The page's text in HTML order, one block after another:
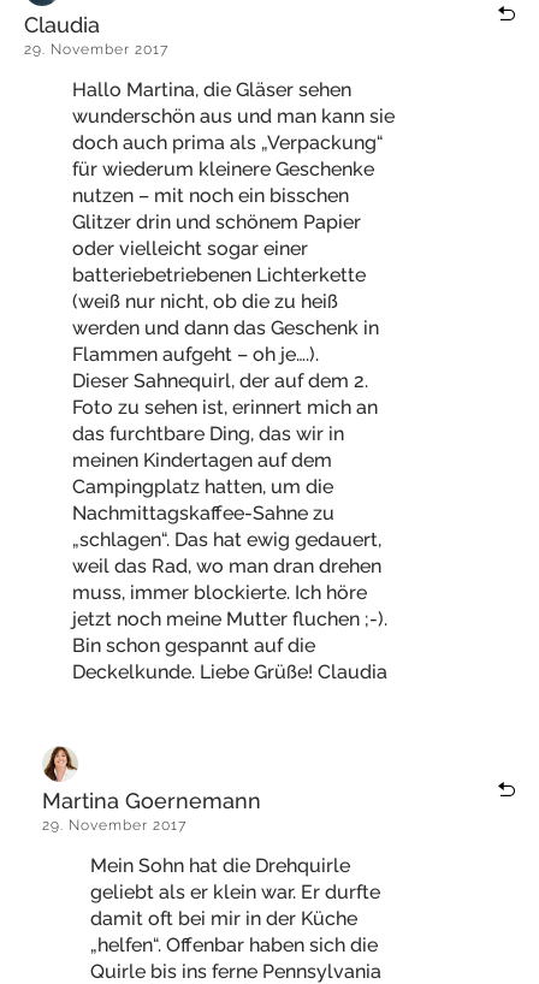
Claudia
29. November 2017
Hallo Martina, die Gläser sehen
wunderschön aus und man kann sie
doch auch prima als „Verpackung“
für wiederum kleinere Geschenke
nutzen – mit noch ein bisschen
Glitzer drin und schönem Papier
oder vielleicht sogar einer
batteriebetriebenen Lichterkette
(weiß nur nicht, ob die zu heiß
werden und dann das Geschenk in
Flammen aufgeht – oh je….).
Dieser Sahnequirl, der auf dem 2.
Foto zu sehen ist, erinnert mich an
das furchtbare Ding, das wir in
meinen Kindertagen auf dem
Campingplatz hatten, um die
Nachmittagskaffee-Sahne zu
„schlagen“. Das hat ewig gedauert,
weil das Rad, wo man dran drehen
muss, immer blockierte. Ich höre
jetzt noch meine Mutter fluchen ;-).
Bin schon gespannt auf die
Deckelkunde. Liebe Grüße! Claudia
Martina Goernemann
29. November 2017
Mein Sohn hat die Drehquirle
geliebt als er klein war. Er durfte
damit oft bei mir in der Küche
„helfen“. Offenbar haben sich die
Quirle bis ins ferne Pennsylvania